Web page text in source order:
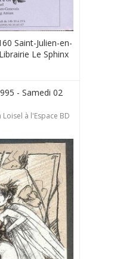
Saint-Julien-en-
Le Sphinx
- Samedi 02
Loisel à l'Espace BD